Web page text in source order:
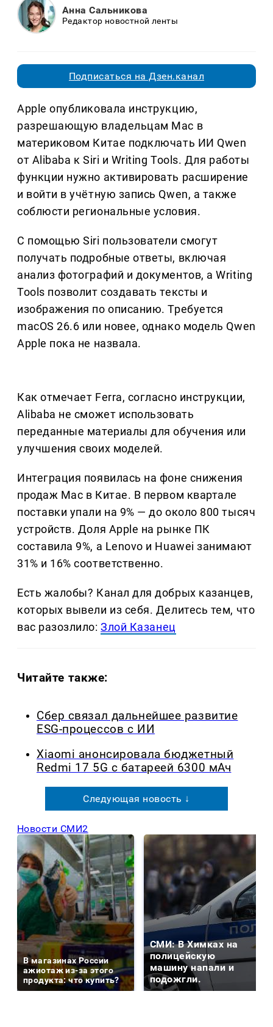
Анна Сальникова
Редактор новостной ленты
Подписаться на Дзен.канал
Apple опубликовала инструкцию,
разрешающую владельцам Mac в
материковом Китае подключать ИИ Qwen
от Alibaba к Siri и Writing Tools. Для работы
функции нужно активировать расширение
и войти в учётную запись Qwen, а также
соблюсти региональные условия.
С помощью Siri пользователи смогут
получать подробные ответы, включая
анализ фотографий и документов, а Writing
Tools позволит создавать тексты и
изображения по описанию. Требуется
macOS 26.6 или новее, однако модель Qwen
Apple пока не назвала.
Как отмечает Ferra, согласно инструкции,
Alibaba не сможет использовать
переданные материалы для обучения или
улучшения своих моделей.
Интеграция появилась на фоне снижения
продаж Mac в Китае. В первом квартале
поставки упали на 9% — до около 800 тысяч
устройств. Доля Apple на рынке ПК
составила 9%, а Lenovo и Huawei занимают
31% и 16% соответственно.
Есть жалобы? Канал для добрых казанцев,
которых вывели из себя. Делитеcь тем, что
вас разозлило:Злой Казанец
Читайте также:
Сбер связал дальнейшее развитие
ESG-процессов с ИИ
Xiaomi анонсировала бюджетный
Redmi 17 5G с батареей 6300 мАч
Следующая новость ↓
Новости СМИ2
В магазинах России
ажиотаж из-за этого
продукта: что купить?
СМИ: В Химках на
полицейскую
машину напали и
подожгли.